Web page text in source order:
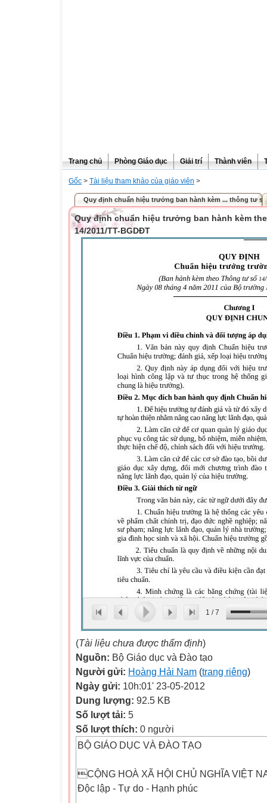
Trang chủ Phòng Giáo dục Giải trí Thành viên
Gốc > Tài liệu tham khảo của giáo viên >
Quy định chuẩn hiệu trưởng ban hành kèm ... thông tư số
Quy định chuẩn hiệu trưởng ban hành kèm
14/2011/TT-BGDĐT
1 /7
(Tài liệu chưa được thẩm định)
Nguồn: Bộ Giáo dục và Đào tạo
Người gửi: Hoàng Hải Nam (trang riêng)
Ngày gửi: 10h:01' 23-05-2012
Dung lượng: 92.5 KB
Số lượt tải: 5
Số lượt thích: 0 người
BỘ GIÁO DỤC VÀ ĐÀO TẠO
CỘNG HOÀ XÃ HỘI CHỦ NGHĨA VIỆT
Độc lập - Tự do - Hạnh phúc